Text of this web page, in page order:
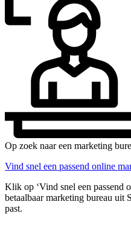
Op zoek naar een marketing
Vind snel een passend online
Klik op ‘Vind snel een passend
betaalbaar marketing bureau
past.